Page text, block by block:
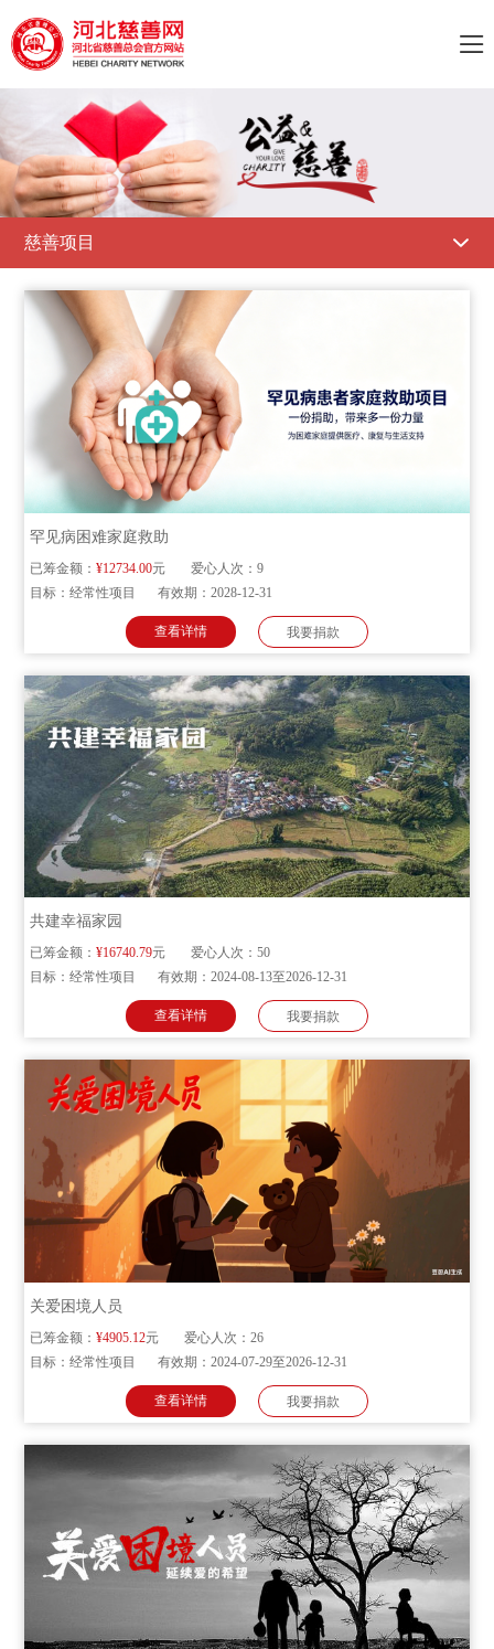

慈善项目 
罕见病困难家庭救助
已筹金额：¥12734.00元 爱心人次：9
目标：经常性项目 有效期：2028-12-31
查看详情 我要捐款
共建幸福家园
已筹金额：¥16740.79元 爱心人次：50
目标：经常性项目 有效期：2024-08-13至2026-12-31
查看详情 我要捐款
关爱困境人员
已筹金额：¥4905.12元 爱心人次：26
目标：经常性项目 有效期：2024-07-29至2026-12-31
查看详情 我要捐款